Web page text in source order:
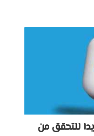
للتحقق من